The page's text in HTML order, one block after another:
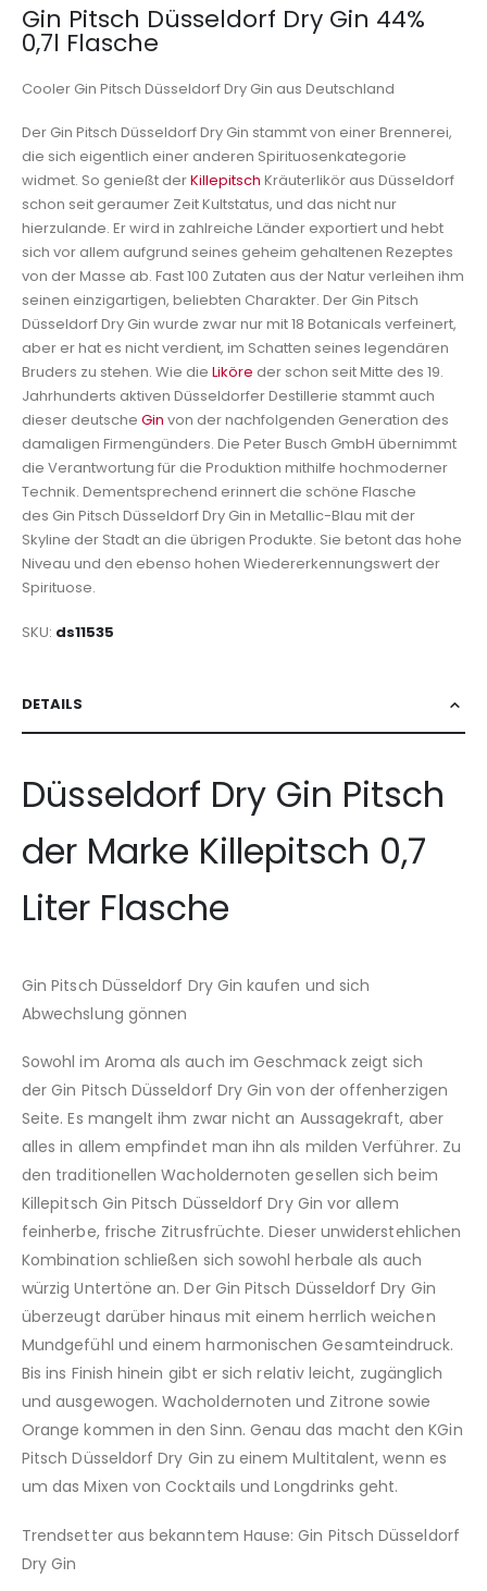
Gin Pitsch Düsseldorf Dry Gin 44%
0,7l Flasche
Cooler Gin Pitsch Düsseldorf Dry Gin aus Deutschland
Der Gin Pitsch Düsseldorf Dry Gin stammt von einer Brennerei,
die sich eigentlich einer anderen Spirituosenkategorie
widmet. So genießt derKillepitsch Kräuterlikör aus Düsseldorf
schon seit geraumer Zeit Kultstatus, und das nicht nur
hierzulande. Er wird in zahlreiche Länder exportiert und hebt
sich vor allem aufgrund seines geheim gehaltenen Rezeptes
von der Masse ab. Fast 100 Zutaten aus der Natur verleihen ihm
seinen einzigartigen, beliebten Charakter. Der Gin Pitsch
Düsseldorf Dry Gin wurde zwar nur mit 18 Botanicals verfeinert,
aber er hat es nicht verdient, im Schatten seines legendären
Bruders zu stehen. Wie die Liköre der schon seit Mitte des 19.
Jahrhunderts aktiven Düsseldorfer Destillerie stammt auch
dieser deutsche Gin von der nachfolgenden Generation des
damaligen Firmengünders. Die Peter Busch GmbH übernimmt
die Verantwortung für die Produktion mithilfe hochmoderner
Technik. Dementsprechend erinnert die schöne Flasche
des Gin Pitsch Düsseldorf Dry Gin in Metallic-Blau mit der
Skyline der Stadt an die übrigen Produkte. Sie betont das hohe
Niveau und den ebenso hohen Wiedererkennungswert der
Spirituose.
SKU ds11535
DETAILS
Düsseldorf Dry Gin Pitsch
der Marke Killepitsch 0,7
Liter Flasche
Gin Pitsch Düsseldorf Dry Gin kaufen und sich
Abwechslung gönnen
Sowohl im Aroma als auch im Geschmack zeigt sich
der Gin Pitsch Düsseldorf Dry Gin von der offenherzigen
Seite. Es mangelt ihm zwar nicht an Aussagekraft, aber
alles in allem empfindet man ihn als milden Verführer. Zu
den traditionellen Wacholdernoten gesellen sich beim
Killepitsch Gin Pitsch Düsseldorf Dry Gin vor allem
feinherbe, frische Zitrusfrüchte. Dieser unwiderstehlichen
Kombination schließen sich sowohl herbale als auch
würzig Untertöne an. Der Gin Pitsch Düsseldorf Dry Gin
überzeugt darüber hinaus mit einem herrlich weichen
Mundgefühl und einem harmonischen Gesamteindruck.
Bis ins Finish hinein gibt er sich relativ leicht, zugänglich
und ausgewogen. Wacholdernoten und Zitrone sowie
Orange kommen in den Sinn. Genau das macht den KGin
Pitsch Düsseldorf Dry Gin zu einem Multitalent, wenn es
um das Mixen von Cocktails und Longdrinks geht.
Trendsetter aus bekanntem Hause: Gin Pitsch Düsseldorf
Dry Gin